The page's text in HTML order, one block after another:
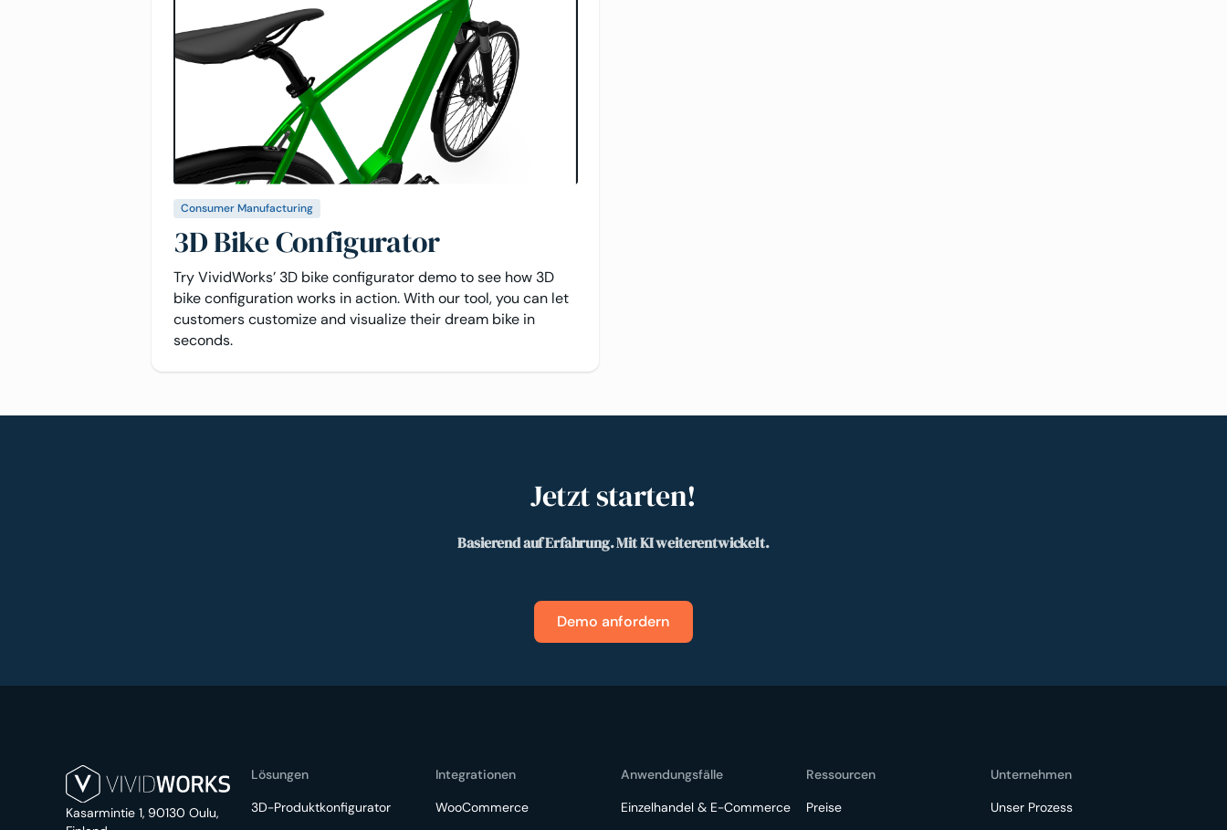
Consumer Manufacturing
3D Bike Configurator
Try VividWorks’ 3D bike configurator demo to see how 3D
bike configuration works in action. With our tool, you can let
customers customize and visualize their dream bike in
seconds.
Jetzt starten!
Basierend auf Erfahrung. Mit KI weiterentwickelt.
Demo anfordern
Kasarmintie 1, 90130 Oulu,
Lösungen
3D-Produktkonfigurator
Integrationen
WooCommerce
Anwendungsfälle
Einzelhandel & E-Commerce
Ressourcen
Preise
Unternehmen
Unser Prozess